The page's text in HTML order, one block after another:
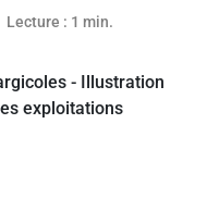
2026
Lecture : 1 min.